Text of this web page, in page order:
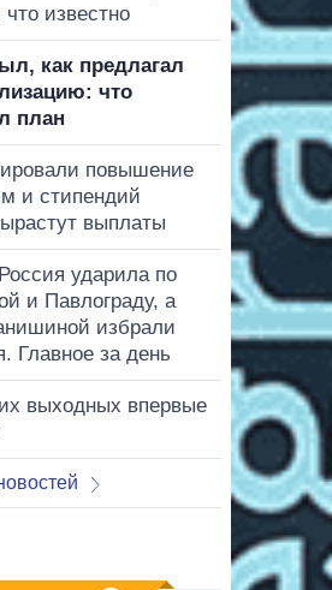
что известно
как предлагал
что
план
повышение
и стипендий
выплаты
Россия ударила по
и Павлограду, а
избрали
Главное за день
выходных впервые